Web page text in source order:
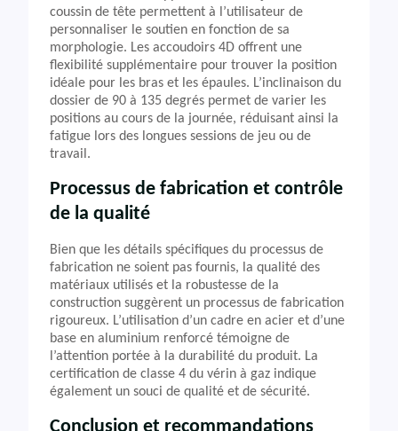
coussin de tête permettent à l’utilisateur de
personnaliser le soutien en fonction de sa
morphologie. Les accoudoirs 4D offrent une
flexibilité supplémentaire pour trouver la position
idéale pour les bras et les épaules. L’inclinaison du
dossier de 90 à 135 degrés permet de varier les
positions au cours de la journée, réduisant ainsi la
fatigue lors des longues sessions de jeu ou de
travail.
Processus de fabrication et contrôle
de la qualité
Bien que les détails spécifiques du processus de
fabrication ne soient pas fournis, la qualité des
matériaux utilisés et la robustesse de la
construction suggèrent un processus de fabrication
rigoureux. L’utilisation d’un cadre en acier et d’une
base en aluminium renforcé témoigne de
l’attention portée à la durabilité du produit. La
certification de classe 4 du vérin à gaz indique
également un souci de qualité et de sécurité.